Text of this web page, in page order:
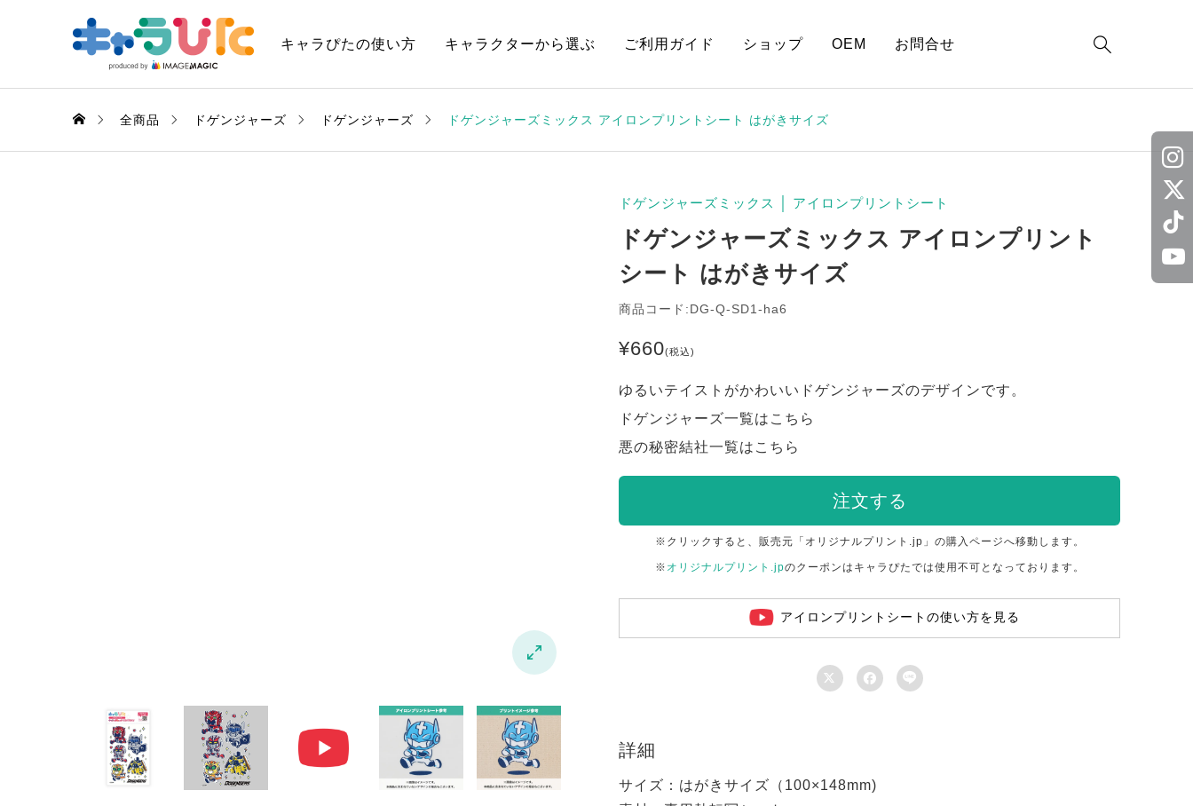
キャラぴたの使い方 キャラクターから選ぶ ご利用ガイド ショップ OEM お問合せ 
全商品 ドゲンジャーズ ドゲンジャーズ ドゲンジャーズミックス アイロンプリントシート はがきサイズ

ドゲンジャーズミックス アイロンプリントシート
ドゲンジャーズミックス アイロンプリント
シート はがきサイズ
商品コード:DG-Q-SD1-ha6
¥660(税込)
ゆるいテイストがかわいいドゲンジャーズのデザインです。
ドゲンジャーズ一覧はこちら
悪の秘密結社一覧はこちら
注文する
※クリックすると、販売元「オリジナルプリント.jp」の購入ページへ移動します。
※ オリジナルプリント.jpのクーポンはキャラぴたでは使用不可となっております。
アイロンプリントシートの使い方を見る
  
詳細
サイズ：はがきサイズ（100×148mm)